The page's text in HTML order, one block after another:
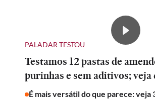
PALADAR TESTOU
Testamos 12 pastas de
purinhas e sem aditivos;
É mais versátil do que parece: veja